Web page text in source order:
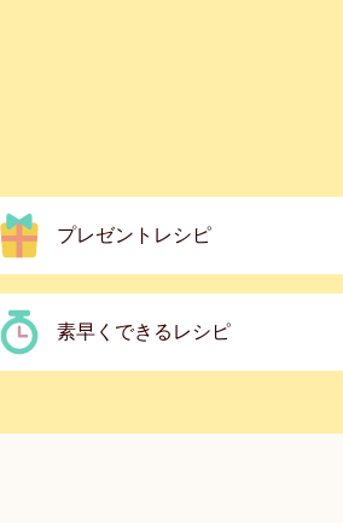
プレゼントレシピ
素早くできるレシピ